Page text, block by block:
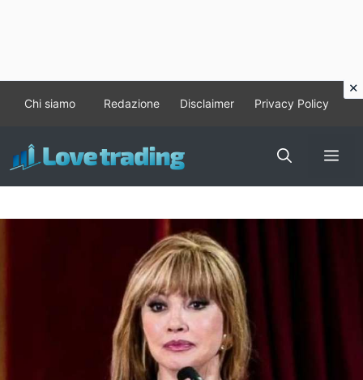
contenuto
Chi siamo Redazione Disclaimer Privacy Policy